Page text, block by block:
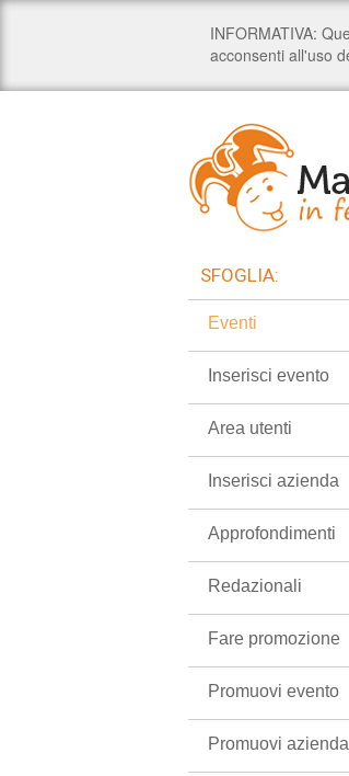
SFOGLIA:
Eventi
Inserisci evento
Area utenti
Inserisci azienda
Approfondimenti
Redazionali
Fare promozione
Promuovi evento
Promuovi azienda